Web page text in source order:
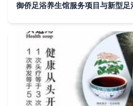
御侨足浴养生馆服务项目与新型足